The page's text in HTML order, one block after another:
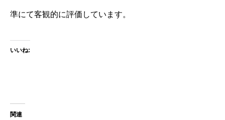
準にて客観的に評価しています。
いいね:
関連